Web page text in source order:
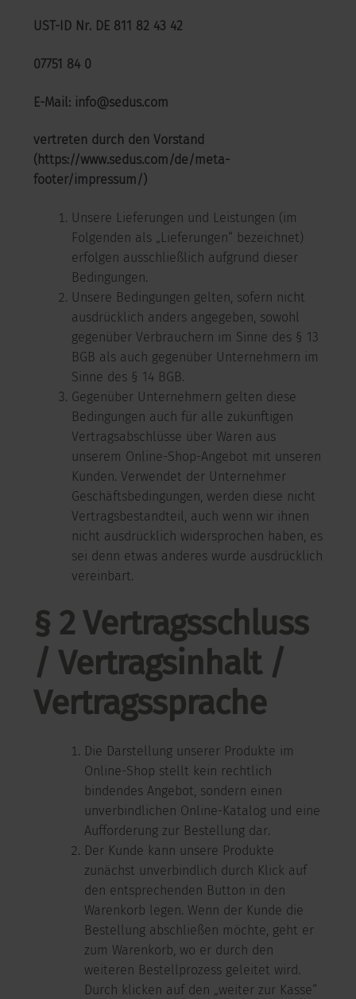
UST-ID Nr. DE 811 82 43 42
07751 84 0
E-Mail: info@sedus.com
vertreten durch den Vorstand
(https://www.sedus.com/de/meta-
footer/impressum/)
Unsere Lieferungen und Leistungen (im
Folgenden als „Lieferungen“ bezeichnet)
erfolgen ausschließlich aufgrund dieser
Bedingungen.
Unsere Bedingungen gelten, sofern nicht
ausdrücklich anders angegeben, sowohl
gegenüber Verbrauchern im Sinne des § 13
BGB als auch gegenüber Unternehmern im
Sinne des § 14 BGB.
Gegenüber Unternehmern gelten diese
Bedingungen auch für alle zukünftigen
Vertragsabschlüsse über Waren aus
unserem Online-Shop-Angebot mit unseren
Kunden. Verwendet der Unternehmer
Geschäftsbedingungen, werden diese nicht
Vertragsbestandteil, auch wenn wir ihnen
nicht ausdrücklich widersprochen haben, es
sei denn etwas anderes wurde ausdrücklich
vereinbart.
§ 2 Vertragsschluss
/ Vertragsinhalt /
Vertragssprache
Die Darstellung unserer Produkte im
Online-Shop stellt kein rechtlich
bindendes Angebot, sondern einen
unverbindlichen Online-Katalog und eine
Aufforderung zur Bestellung dar.
Der Kunde kann unsere Produkte
zunächst unverbindlich durch Klick auf
den entsprechenden Button in den
Warenkorb legen. Wenn der Kunde die
Bestellung abschließen möchte, geht er
zum Warenkorb, wo er durch den
weiteren Bestellprozess geleitet wird.
Durch klicken auf den „weiter zur Kasse“